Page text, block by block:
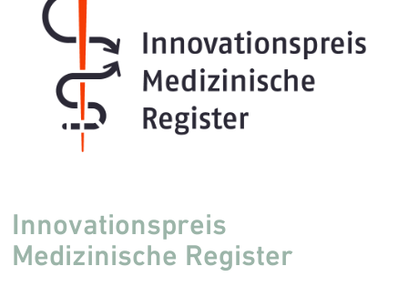
Innovationspreis
Medizinische Register